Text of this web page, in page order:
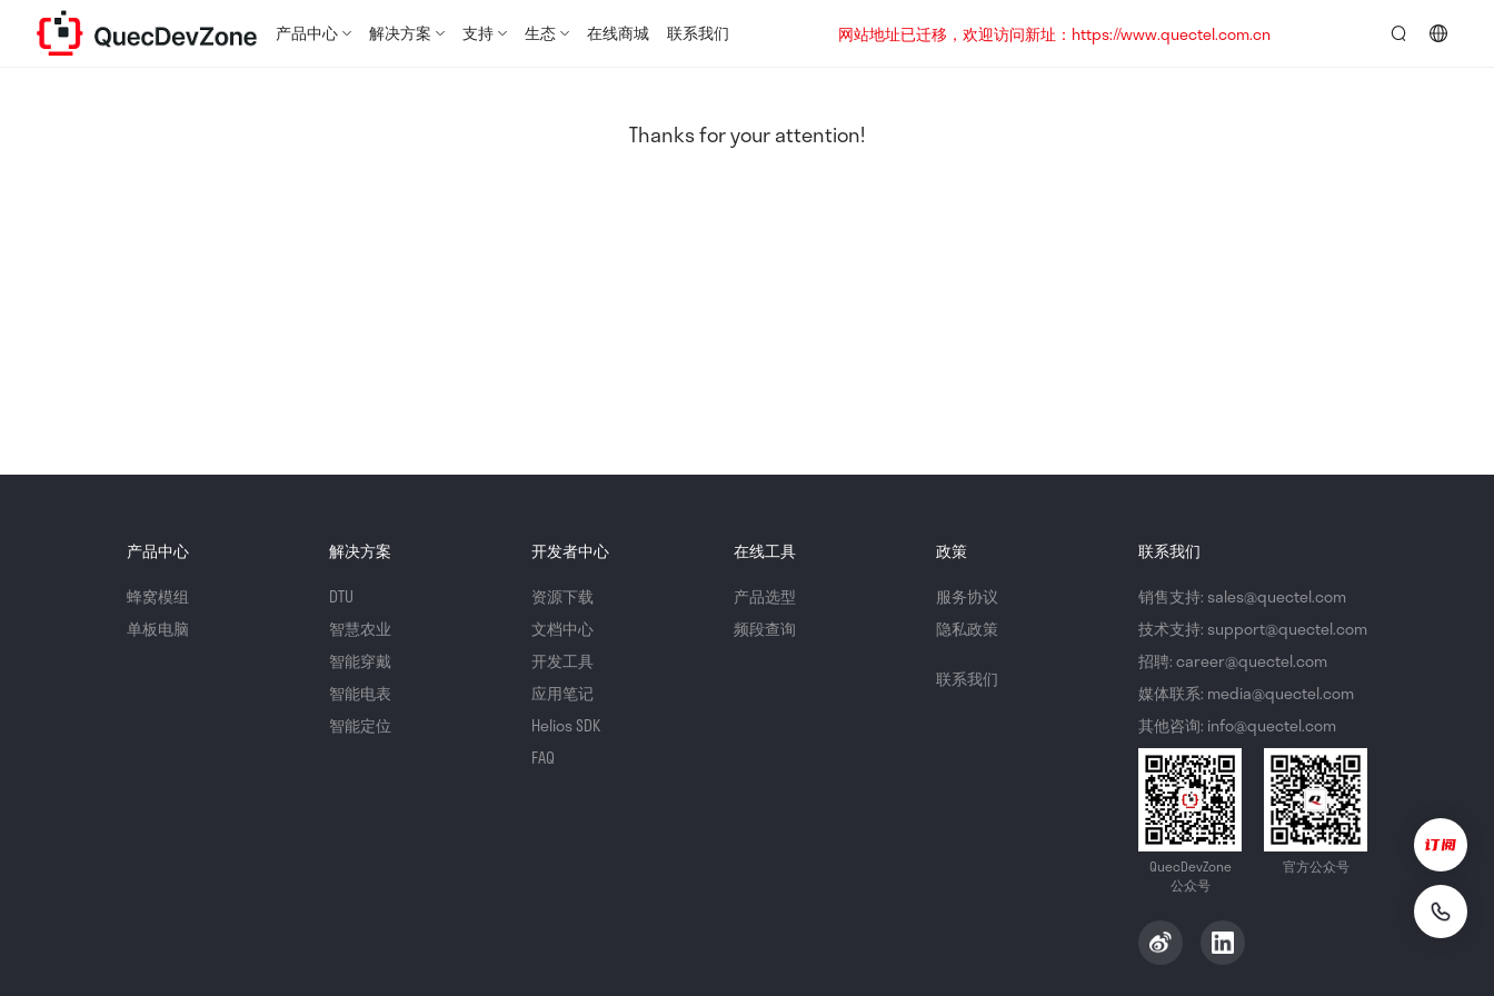
产品中心 解决方案 支持 生态 在线商城 联系我们
网站地址已迁移，欢迎访问新址：https://www.quectel.com.cn
Thanks for your attention!
产品中心
蜂窝模组
单板电脑
解决方案
DTU
智慧农业
智能穿戴
智能电表
智能定位
开发者中心
资源下载
文档中心
开发工具
应用笔记
Helios SDK
FAQ
在线工具
产品选型
频段查询
政策
服务协议
隐私政策
联系我们
联系我们
销售支持: sales@quectel.com
技术支持: support@quectel.com
招聘: career@quectel.com
媒体联系: media@quectel.com
其他咨询: info@quectel.com
QuecDevZone
公众号
官方公众号